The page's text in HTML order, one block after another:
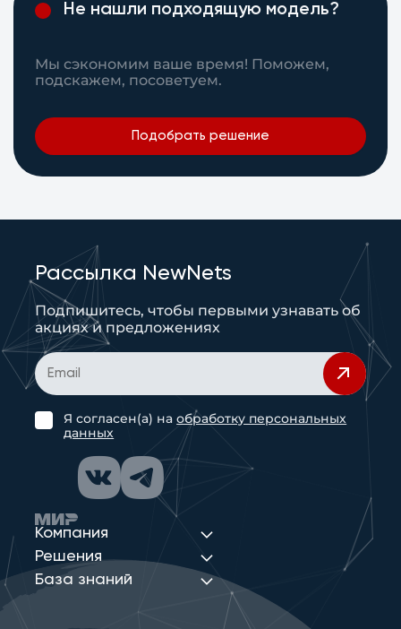
Не нашли подходящую модель?
Мы сэкономим ваше время! Поможем,
подскажем, посоветуем.
Подобрать решение
Компания
Решения
База знаний
Рассылка NewNets
Подпишитесь, чтобы первыми узнавать об
акциях и предложениях
Я согласен(а) наобработку персональных
данных